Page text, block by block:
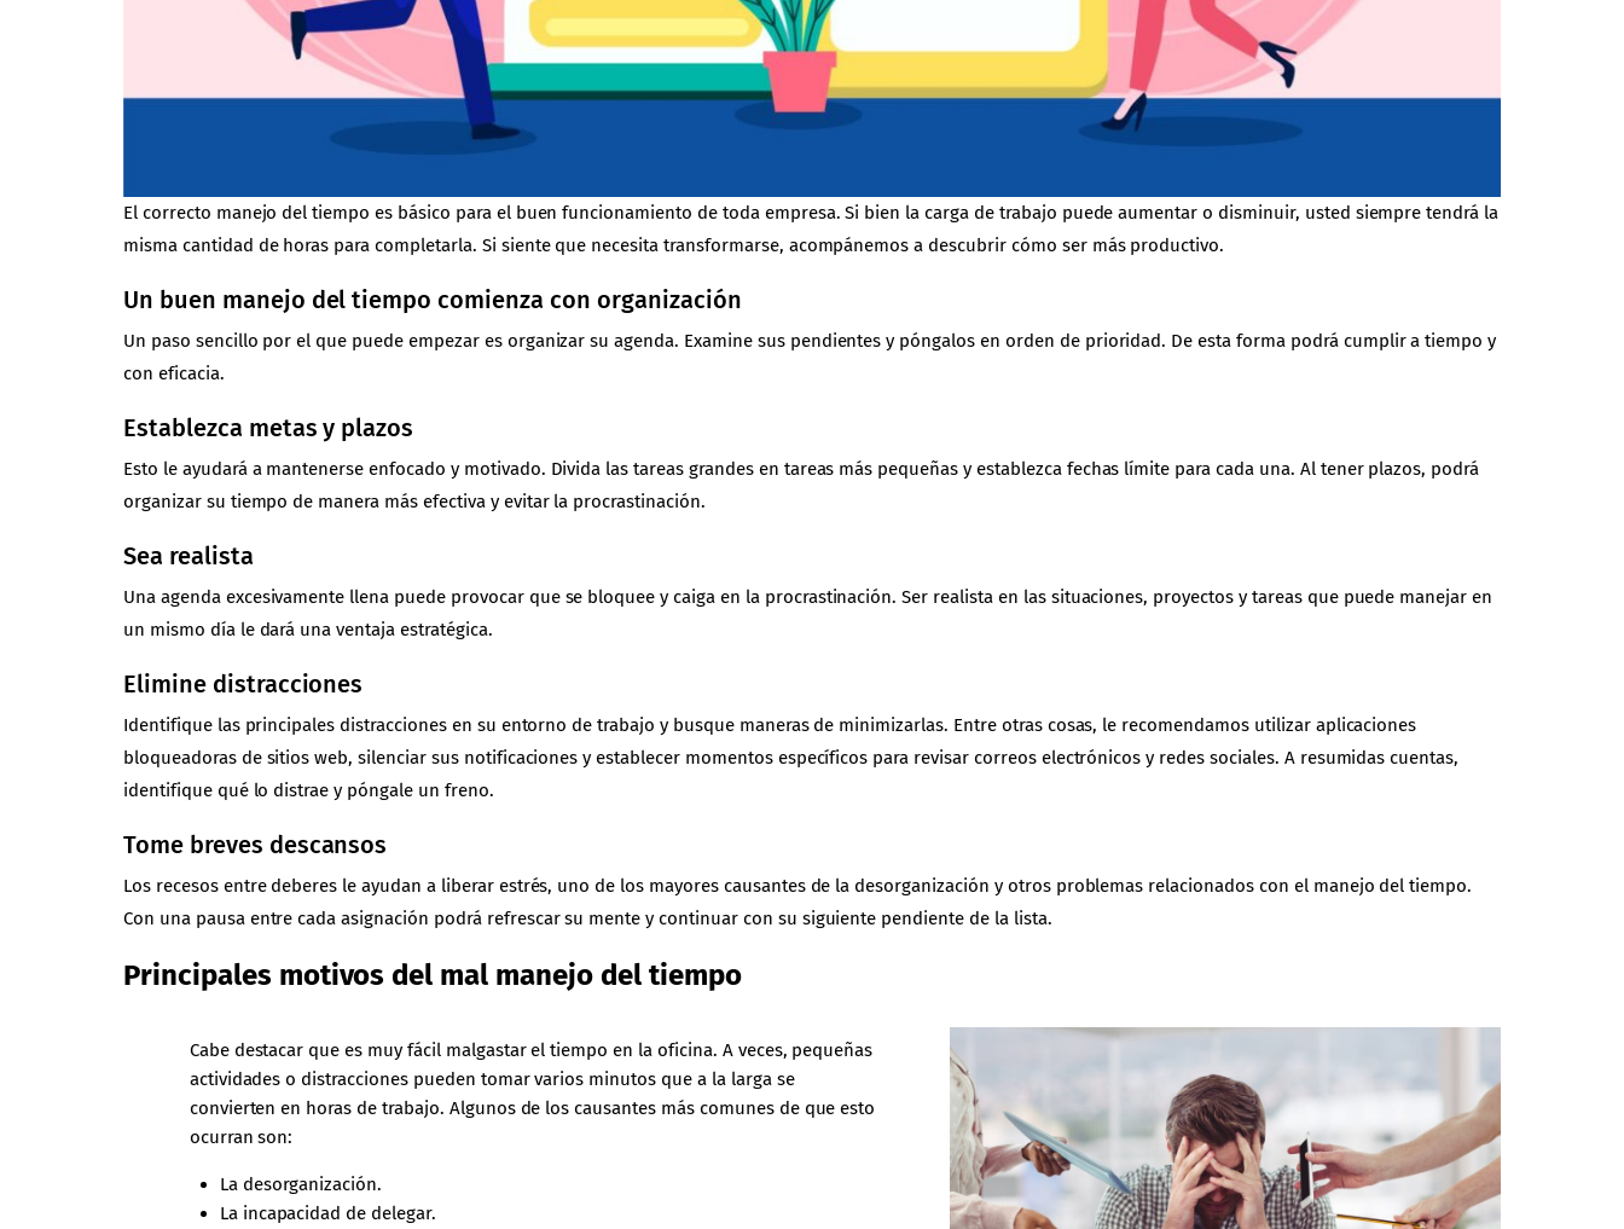
El correcto manejo del tiempo es básico para el buen funcionamiento de toda empresa. Si bien la carga de trabajo puede aumentar o disminuir, usted siempre tendrá la
misma cantidad de horas para completarla. Si siente que necesita transformarse, acompánemos a descubrir cómo ser más productivo.
Un buen manejo del tiempo comienza con organización
Un paso sencillo por el que puede empezar es organizar su agenda. Examine sus pendientes y póngalos en orden de prioridad. De esta forma podrá cumplir a tiempo y
con eficacia.
Establezca metas y plazos
Esto le ayudará a mantenerse enfocado y motivado. Divida las tareas grandes en tareas más pequeñas y establezca fechas límite para cada una. Al tener plazos, podrá
organizar su tiempo de manera más efectiva y evitar la procrastinación.
Sea realista
Una agenda excesivamente llena puede provocar que se bloquee y caiga en la procrastinación. Ser realista en las situaciones, proyectos y tareas que puede manejar en
un mismo día le dará una ventaja estratégica.
Elimine distracciones
Identifique las principales distracciones en su entorno de trabajo y busque maneras de minimizarlas. Entre otras cosas, le recomendamos utilizar aplicaciones
bloqueadoras de sitios web, silenciar sus notificaciones y establecer momentos específicos para revisar correos electrónicos y redes sociales. A resumidas cuentas,
identifique qué lo distrae y póngale un freno.
Tome breves descansos
Los recesos entre deberes le ayudan a liberar estrés, uno de los mayores causantes de la desorganización y otros problemas relacionados con el manejo del tiempo.
Con una pausa entre cada asignación podrá refrescar su mente y continuar con su siguiente pendiente de la lista.
Principales motivos del mal manejo del tiempo
Cabe destacar que es muy fácil malgastar el tiempo en la oficina. A veces, pequeñas
actividades o distracciones pueden tomar varios minutos que a la larga se
convierten en horas de trabajo. Algunos de los causantes más comunes de que esto
ocurran son:
La desorganización.
La incapacidad de delegar.